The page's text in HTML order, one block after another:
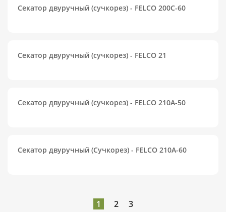
Секатор двуручный (сучкорез) - FELCO 200C-60
Секатор двуручный (cучкорез) - FELCO 21
Секатор двуручный (сучкорез) - FELCO 210A-50
Секатор двуручный (Сучкорез) - FELCO 210A-60
1 2 3